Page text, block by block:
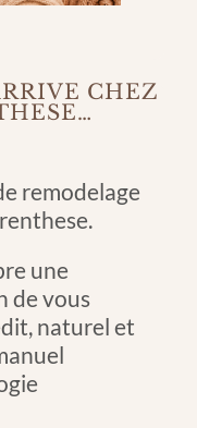
CHEZ
remodelage
une
de vous
naturel et